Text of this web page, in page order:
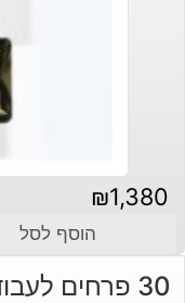
₪1,380
הוסף לסל
30 פרחים לעבודת יד להדבקה צבעים שונים